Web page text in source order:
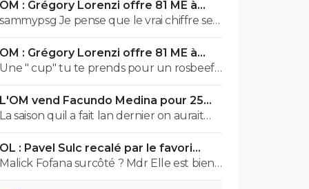
OM : Grégory Lorenzi offre 81 ME à
Frank McCourt
sammypsg Je pense que le vrai chiffre se
situe entre 620 et 700 M
OM : Grégory Lorenzi offre 81 ME à
Frank McCourt
Une " cup" tu te prends pour un rosbeef
? Lol
L'OM vend Facundo Medina pour 25ME
à Leverkusen
La saison quil a fait lan dernier on aurait
pris le u19 ou u 17 de son poste ils auraient
pas fait pire, il a ete blessé plus 1/3 de la
saison et le peu de fois où on l'a vue bah
putain...je sais pas lors de quel match tu l'a
OL : Pavel Sulc recalé par le favori
numéro 1 du mercato
Malick Fofana surcôté ? Mdr Elle est bien
bonne celle-là ! ^^